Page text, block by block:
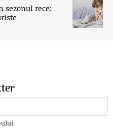
sezonul rece: